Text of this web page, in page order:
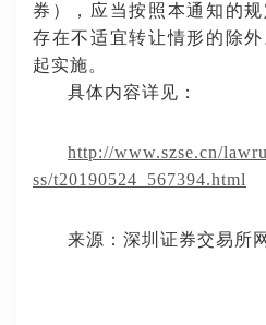
券），应当按照本通知的
存在不适宜转让情形的除
起实施。
具体内容详见：
http://www.szse.cn/
ss/t20190524_567394.html
来源：深圳证券交易所